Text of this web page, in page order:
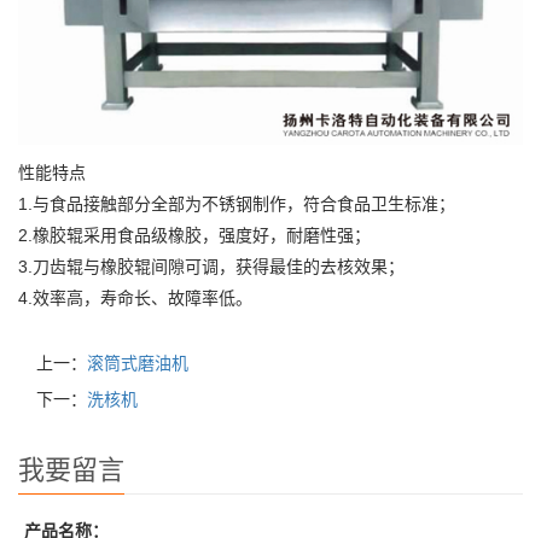
性能特点
1.与食品接触部分全部为不锈钢制作，符合食品卫生标准；
2.橡胶辊采用食品级橡胶，强度好，耐磨性强；
3.刀齿辊与橡胶辊间隙可调，获得最佳的去核效果；
4.效率高，寿命长、故障率低。
上一： 滚筒式磨油机
下一： 洗核机
我要留言
产品名称：